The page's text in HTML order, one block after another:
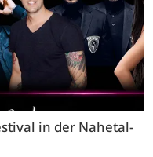
in der Nahetal-